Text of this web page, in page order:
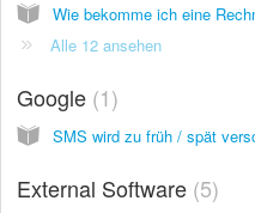
Wie bekomme ich eine
Alle 12 ansehen
Google 1
SMS wird zu früh / spät
External Software 5